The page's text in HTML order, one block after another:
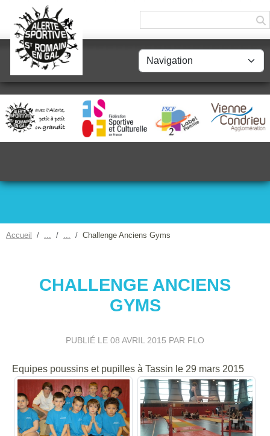
Accueil Challenge Anciens Gyms
CHALLENGE ANCIENS
GYMS
PUBLIÉ LE 08 AVRIL 2015 PAR FLO
Equipes poussins et pupilles à Tassin le 29 mars 2015
Panneau de gestion des cookies